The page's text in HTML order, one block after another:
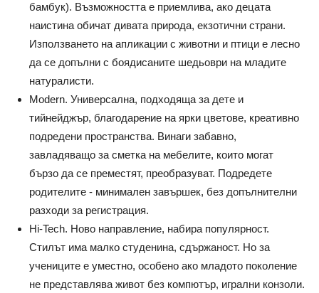
бамбук). Възможността е приемлива, ако децата
наистина обичат дивата природа, екзотични страни.
Използването на апликации с животни и птици е лесно
да се допълни с боядисаните шедьоври на младите
натуралисти.
Modern. Универсална, подходяща за дете и
тийнейджър, благодарение на ярки цветове, креативно
подредени пространства. Винаги забавно,
завладяващо за сметка на мебелите, които могат
бързо да се преместят, преобразуват. Подредете
родителите - минимален завършек, без допълнителни
разходи за регистрация.
Hi-Tech. Ново направление, набира популярност.
Стилът има малко студенина, сдържаност. Но за
учениците е уместно, особено ако младото поколение
не представлява живот без компютър, игрални конзоли.